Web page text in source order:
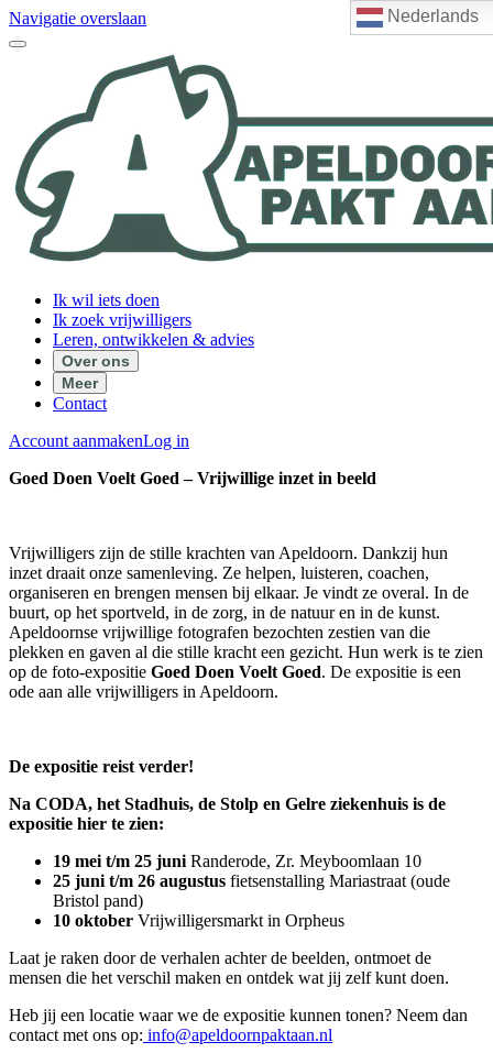
Nederlands
Navigatie overslaan
Ik wil iets doen
Ik zoek vrijwilligers
Leren, ontwikkelen & advies
Over ons
Meer
Contact
Account aanmakenLog in
Goed Doen Voelt Goed – Vrijwillige inzet in beeld
Vrijwilligers zijn de stille krachten van Apeldoorn. Dankzij hun
inzet draait onze samenleving. Ze helpen, luisteren, coachen,
organiseren en brengen mensen bij elkaar. Je vindt ze overal. In de
buurt, op het sportveld, in de zorg, in de natuur en in de kunst.
Apeldoornse vrijwillige fotografen bezochten zestien van die
plekken en gaven al die stille kracht een gezicht. Hun werk is te zien
op de foto-expositie Goed Doen Voelt Goed. De expositie is een
ode aan alle vrijwilligers in Apeldoorn.
De expositie reist verder!
Na CODA, het Stadhuis, de Stolp en Gelre ziekenhuis is de
expositie hier te zien:
19 mei t/m 25 juni Randerode, Zr. Meyboomlaan 10
25 juni t/m 26 augustus fietsenstalling Mariastraat (oude
Bristol pand)
10 oktober Vrijwilligersmarkt in Orpheus
Laat je raken door de verhalen achter de beelden, ontmoet de
mensen die het verschil maken en ontdek wat jij zelf kunt doen.
Heb jij een locatie waar we de expositie kunnen tonen? Neem dan
contact met ons op: info@apeldoornpaktaan.nl